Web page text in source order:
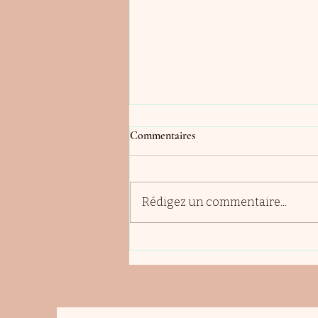
MA CURE DÉTOX
Commentaires
Rédigez un commentaire...